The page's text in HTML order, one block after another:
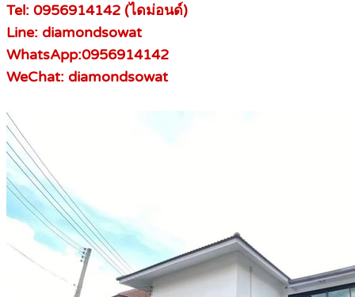
Tel: 0956914142 (ไดม่อนด์)
Line: diamondsowat
WhatsApp:0956914142
WeChat: diamondsowat